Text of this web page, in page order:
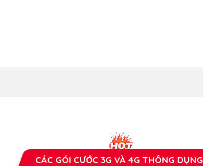
CÁC GÓI CƯỚC 3G VÀ 4G THÔNG DỤNG